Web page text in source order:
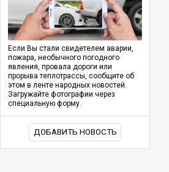
Если Вы стали свидетелем аварии,
пожара, необычного погодного
явления, провала дороги или
прорыва теплотрассы, сообщите об
этом в ленте народных новостей.
Загружайте фотографии через
специальную форму.
ДОБАВИТЬ НОВОСТЬ